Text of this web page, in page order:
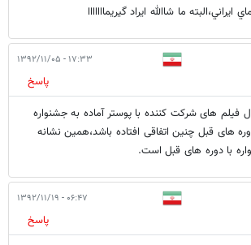
ما شاالله ايراد گيريمااااااا
۱۷:۳۳ - ۱۳۹۲/۱۱/۰۵
پاسخ
فیلم های شرکت کننده با پوستر آماده به جشنواره
های قبل چنین اتفاقی افتاده باشد،همین نشانه
با دوره های قبل است.
۰۶:۴۷ - ۱۳۹۲/۱۱/۱۹
پاسخ